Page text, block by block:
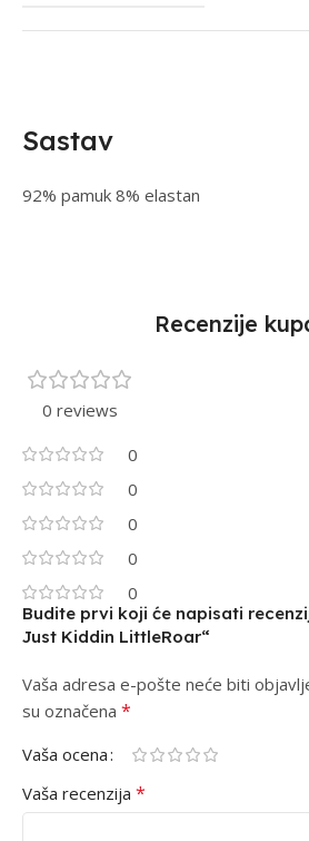
Sastav
92% pamuk 8% elastan
Recenzije
0 reviews
0
0
0
0
0
Budite prvi koji će napisati
Just Kiddin LittleRoar“
Vaša adresa e-pošte neće biti
su označena *
Vaša ocena
Vaša recenzija *
Alternative: